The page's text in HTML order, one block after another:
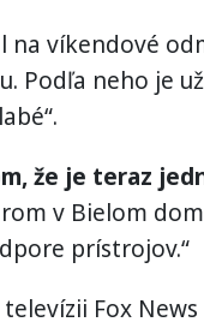
na víkendové
Podľa neho je
že je teraz
v Bielom
prístrojov.“
Fox